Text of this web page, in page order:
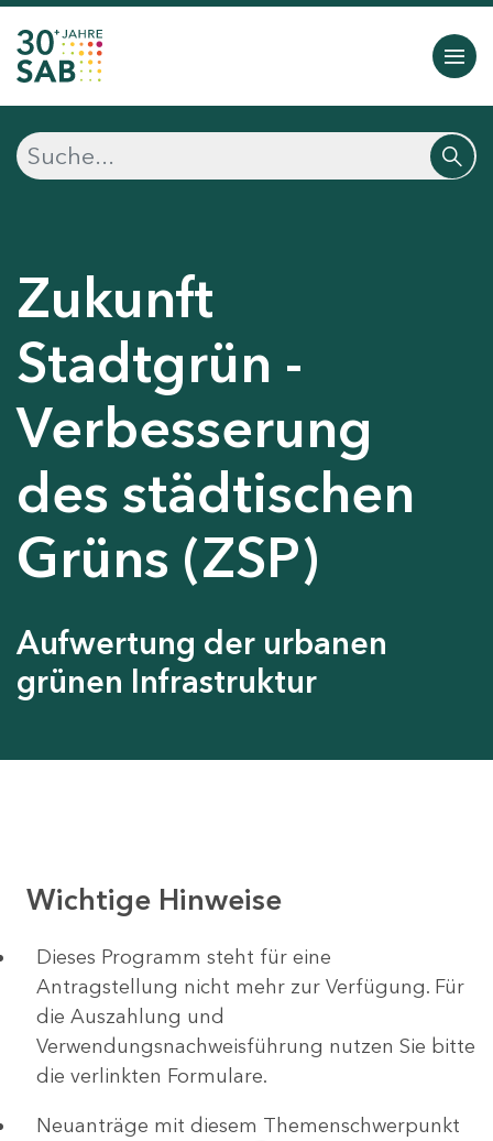
Zukunft
Stadtgrün -
Verbesserung
des städtischen
Grüns (ZSP)
Aufwertung der urbanen
grünen Infrastruktur
Wichtige Hinweise
Dieses Programm steht für eine
Antragstellung nicht mehr zur Verfügung. Für
die Auszahlung und
Verwendungsnachweisführung nutzen Sie bitte
die verlinkten Formulare.
Neuanträge mit diesem Themenschwerpunkt